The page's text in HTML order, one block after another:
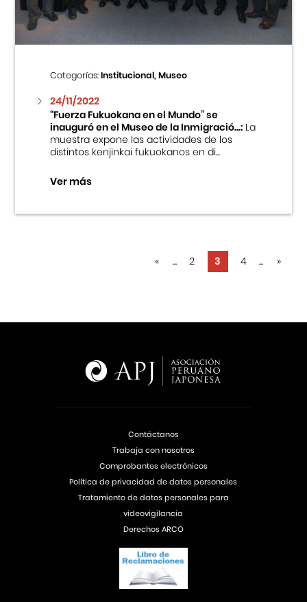
Categorías:Institucional, Museo
24/11/2022
“Fuerza Fukuokana en el Mundo” se
inauguró en el Museo de la Inmigració...:La
muestra expone las actividades de los
distintos kenjinkai fukuokanos en di...
Ver más
« ... 2 3 4 ... »
Contáctanos
Trabaja con nosotros
Comprobantes electrónicos
Política de privacidad de datos personales
Tratamiento de datos personales para
videovigilancia
Derechos ARCO